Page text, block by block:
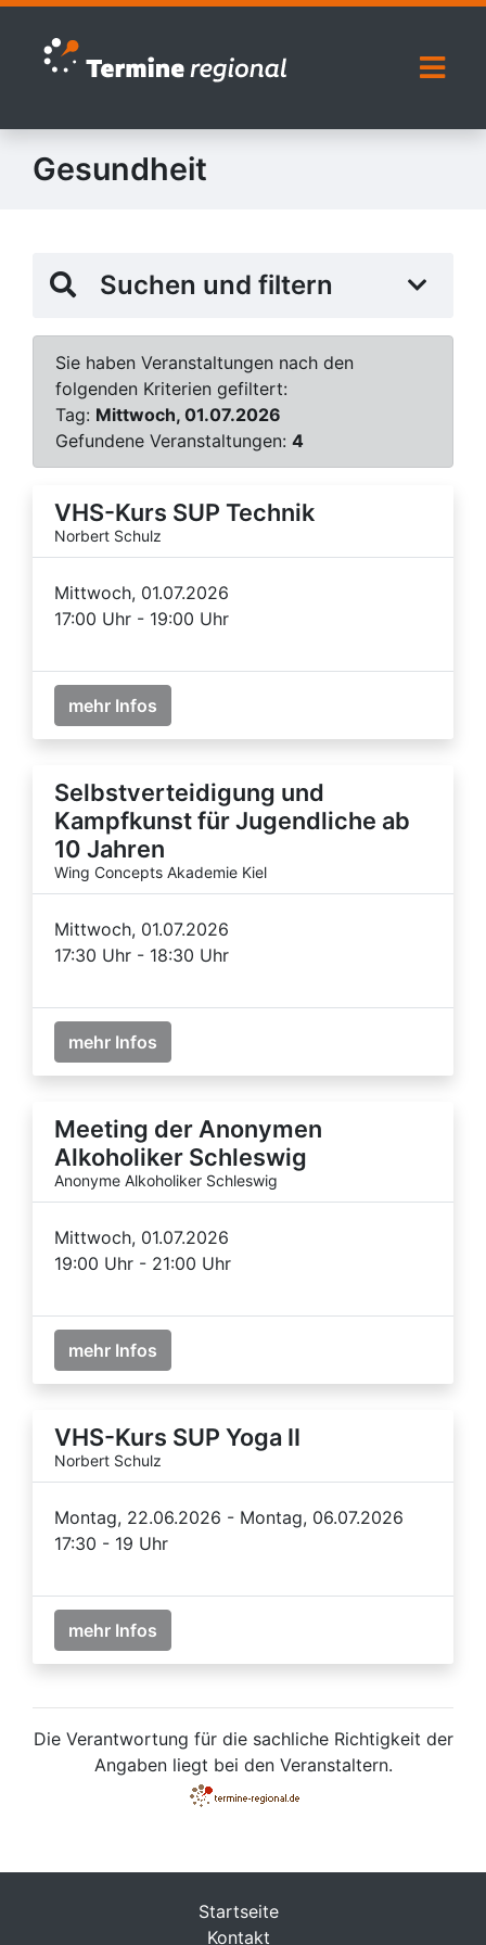
Zur Navigation springen
Zum Inhalt springen
Gesundheit
Suchen und filtern
Sie haben Veranstaltungen nach den
folgenden Kriterien gefiltert:
Tag: Mittwoch, 01.07.2026
Gefundene Veranstaltungen: 4
VHS-Kurs SUP Technik
Norbert Schulz
Mittwoch, 01.07.2026
17:00 Uhr - 19:00 Uhr
mehr Infos
Selbstverteidigung und
Kampfkunst für Jugendliche ab
10 Jahren
Wing Concepts Akademie Kiel
Mittwoch, 01.07.2026
17:30 Uhr - 18:30 Uhr
mehr Infos
Meeting der Anonymen
Alkoholiker Schleswig
Anonyme Alkoholiker Schleswig
Mittwoch, 01.07.2026
19:00 Uhr - 21:00 Uhr
mehr Infos
VHS-Kurs SUP Yoga II
Norbert Schulz
Montag, 22.06.2026 - Montag, 06.07.2026
17:30 - 19 Uhr
mehr Infos
Die Verantwortung für die sachliche Richtigkeit der
Angaben liegt bei den Veranstaltern.
Startseite
Kontakt